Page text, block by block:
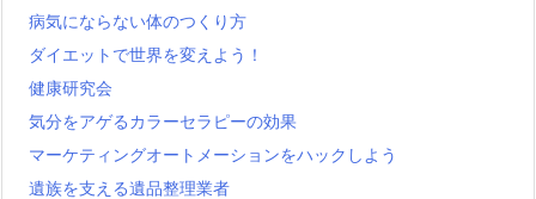
病気にならない体のつくり方
ダイエットで世界を変えよう！
健康研究会
気分をアゲるカラーセラピーの効果
マーケティングオートメーションをハックしよう
遺族を支える遺品整理業者